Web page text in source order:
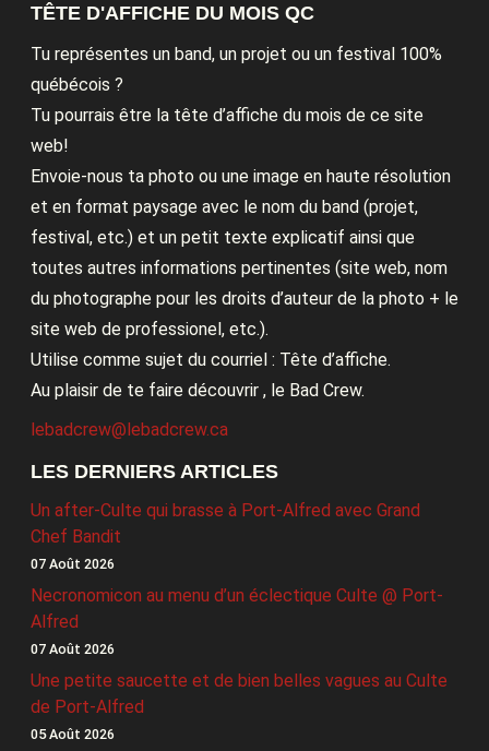
TÊTE D'AFFICHE DU MOIS QC
Tu représentes un band, un projet ou un festival 100%
québécois ?
Tu pourrais être la tête d’affiche du mois de ce site
web!
Envoie-nous ta photo ou une image en haute résolution
et en format paysage avec le nom du band (projet,
festival, etc.) et un petit texte explicatif ainsi que
toutes autres informations pertinentes (site web, nom
du photographe pour les droits d’auteur de la photo + le
site web de professionel, etc.).
Utilise comme sujet du courriel : Tête d’affiche.
Au plaisir de te faire découvrir , le Bad Crew.
lebadcrew@lebadcrew.ca
LES DERNIERS ARTICLES
Un after-Culte qui brasse à Port-Alfred avec Grand
Chef Bandit
07 Août 2026
Necronomicon au menu d’un éclectique Culte @ Port-
Alfred
07 Août 2026
Une petite saucette et de bien belles vagues au Culte
de Port-Alfred
05 Août 2026